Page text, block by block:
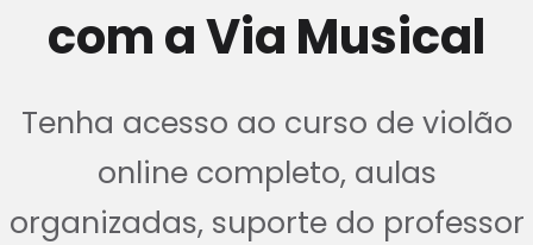
com a Via Musical
Tenha acesso ao curso de violão
online completo, aulas
organizadas, suporte do professor